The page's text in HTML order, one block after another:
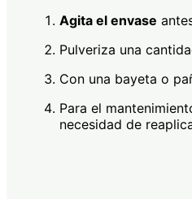
Agita el envase
Pulveriza una
Con una bayeta o
Para el
necesidad de